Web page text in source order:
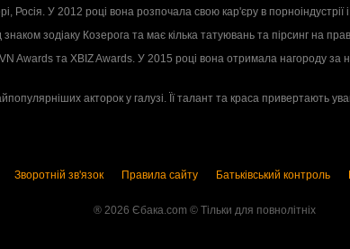
У 2012 році вона розпочала свою кар'єру в
зодіаку Козерога та має кілька татуювань та пірсинг на
Awards та XBIZ Awards. У 2015 році вона отримала нагороду
акторок у галузі. Її талант та краса привертають
Зворотній зв'язок Правила сайту Батьківський контроль
® 2026 Єбака.com ©️ Тільки для повнолітніх